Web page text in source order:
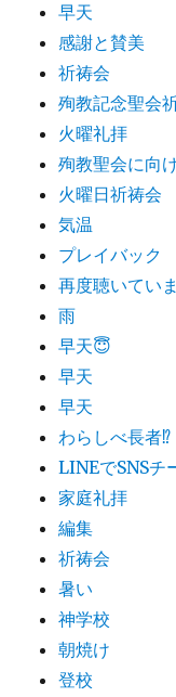
早天
感謝と賛美
祈祷会
殉教記念聖会
火曜礼拝
殉教聖会に向
火曜日祈祷会
気温
プレイバック
再度聴いていま
雨
早天😇
早天
早天
わらしべ長者⁉︎
LINEでSNSチ
家庭礼拝
編集
祈祷会
暑い
神学校
朝焼け
登校